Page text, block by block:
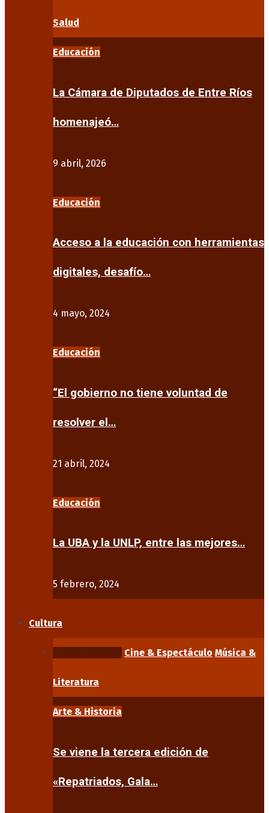
Salud
Educación
La Cámara de Diputados de Entre Ríos
homenajeó…
9 abril, 2026
Educación
Acceso a la educación con herramientas
digitales, desafío…
4 mayo, 2024
Educación
“El gobierno no tiene voluntad de
resolver el…
21 abril, 2024
Educación
La UBA y la UNLP, entre las mejores…
5 febrero, 2024
Cultura
Cine & Espectáculo Música &
Literatura
Arte & Historia
Se viene la tercera edición de
«Repatriados, Gala…